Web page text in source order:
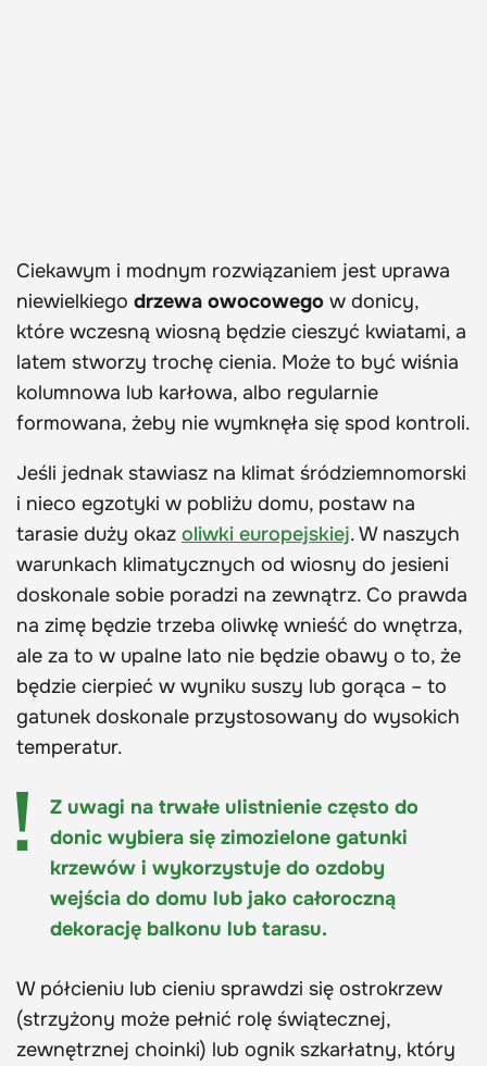
Ciekawym i modnym rozwiązaniem jest uprawa
niewielkiego drzewa owocowego w donicy,
które wczesną wiosną będzie cieszyć kwiatami, a
latem stworzy trochę cienia. Może to być wiśnia
kolumnowa lub karłowa, albo regularnie
formowana, żeby nie wymknęła się spod kontroli.
Jeśli jednak stawiasz na klimat śródziemnomorski
i nieco egzotyki w pobliżu domu, postaw na
tarasie duży okaz oliwki europejskiej. W naszych
warunkach klimatycznych od wiosny do jesieni
doskonale sobie poradzi na zewnątrz. Co prawda
na zimę będzie trzeba oliwkę wnieść do wnętrza,
ale za to w upalne lato nie będzie obawy o to, że
będzie cierpieć w wyniku suszy lub gorąca – to
gatunek doskonale przystosowany do wysokich
temperatur.
Z uwagi na trwałe ulistnienie często do
donic wybiera się zimozielone gatunki
krzewów i wykorzystuje do ozdoby
wejścia do domu lub jako całoroczną
dekorację balkonu lub tarasu.
W półcieniu lub cieniu sprawdzi się ostrokrzew
(strzyżony może pełnić rolę świątecznej,
zewnętrznej choinki) lub ognik szkarłatny, który